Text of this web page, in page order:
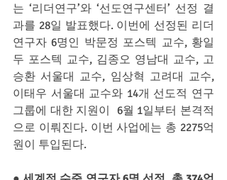
는 ‘리더연구’와 ‘선도연구센터’ 선정 결
과를 28일 발표했다. 이번에 선정된 리더
연구자 6명인 박문정 포스텍 교수, 황일
두 포스텍 교수, 김종오 영남대 교수, 고
승환 서울대 교수, 임상혁 고려대 교수,
이태우 서울대 교수와 14개 선도적 연구
그룹에 대한 지원이  6월 1일부터 본격적
으로 이뤄진다. 이번 사업에는 총 2275억
원이 투입된다.